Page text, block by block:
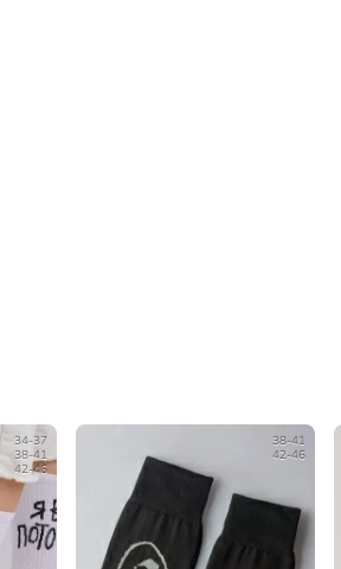
34-37
38-41
42-46
38-41
42-46